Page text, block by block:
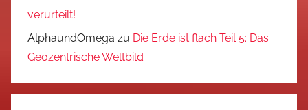
verurteilt!
AlphaundOmega zu Die Erde ist flach Teil 5: Das
Geozentrische Weltbild